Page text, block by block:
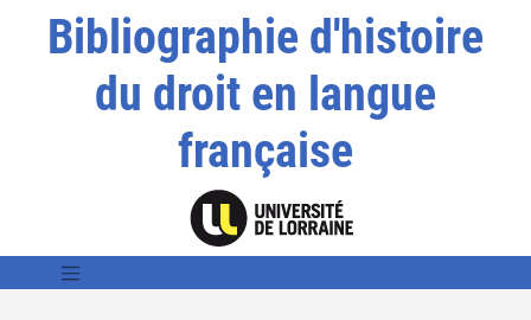
Bibliographie d'histoire
du droit en langue
française